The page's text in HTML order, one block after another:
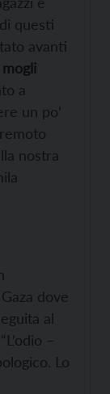
questi
avanti
a
un po’
nostra
dove
al
–
Lo